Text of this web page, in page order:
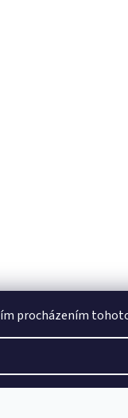
procházením